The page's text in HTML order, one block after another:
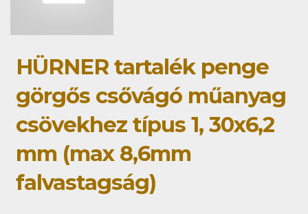
HÜRNER tartalék penge
görgős csővágó műanyag
csövekhez típus 1, 30x6,2
mm (max 8,6mm
falvastagság)